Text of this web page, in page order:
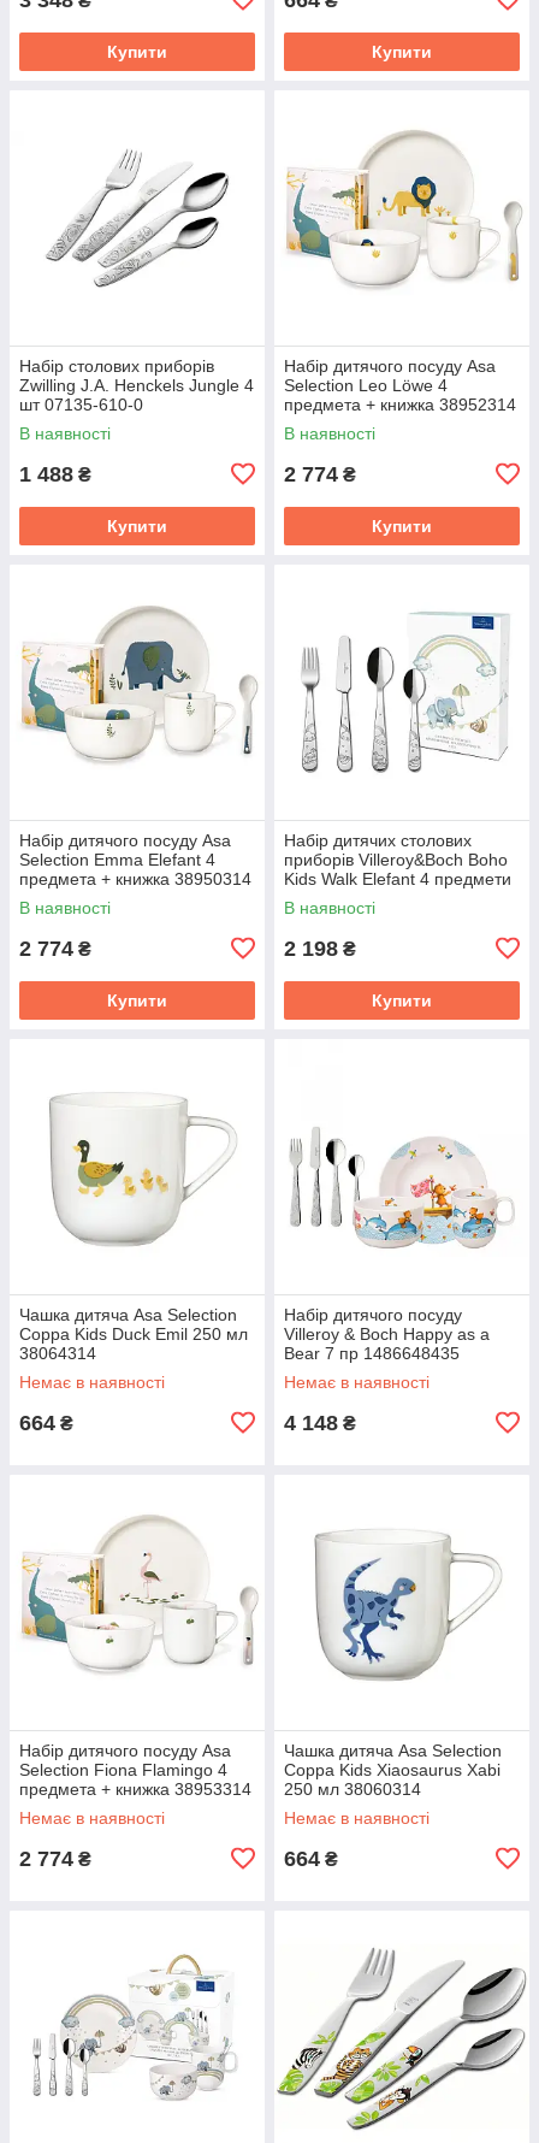
Купити Купити
Набір столових приборів
Zwilling J.A. Henckels Jungle 4
шт 07135-610-0
В наявності
1 488 ₴
Купити
Набір дитячого посуду Asa
Selection Leo Löwe 4
предмета + книжка 38952314
В наявності
2 774 ₴
Купити
Набір дитячого посуду Asa
Selection Emma Elefant 4
предмета + книжка 38950314
В наявності
2 774 ₴
Купити
Набір дитячих столових
приборів Villeroy&Boch Boho
Kids Walk Elefant 4 предмети
1265352091
В наявності
2 198 ₴
Купити
Чашка дитяча Asa Selection
Coppa Kids Duck Emil 250 мл
38064314
Немає в наявності
664 ₴
Набір дитячого посуду
Villeroy & Boch Happy as a
Bear 7 пр 1486648435
Немає в наявності
4 148 ₴
Набір дитячого посуду Asa
Selection Fiona Flamingo 4
предмета + книжка 38953314
Немає в наявності
2 774 ₴
Чашка дитяча Asa Selection
Сорра Kids Xiaosaurus Xabi
250 мл 38060314
Немає в наявності
664 ₴